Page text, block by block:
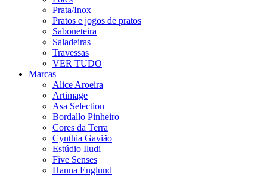
Prata/Inox
Pratos e jogos de pratos
Saboneteira
Saladeiras
Travessas
VER TUDO
Marcas
Alice Aroeira
Artimage
Asa Selection
Bordallo Pinheiro
Cores da Terra
Cynthia Gavião
Estúdio Iludi
Five Senses
Hanna Englund